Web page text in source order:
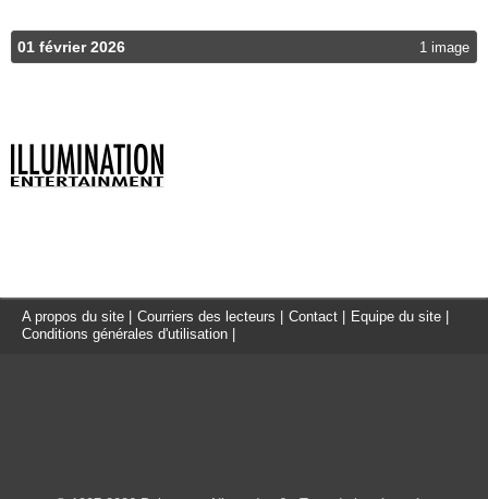
01 février 2026 1 image
A propos du site Courriers des lecteurs Contact Equipe du site
Conditions générales d'utilisation